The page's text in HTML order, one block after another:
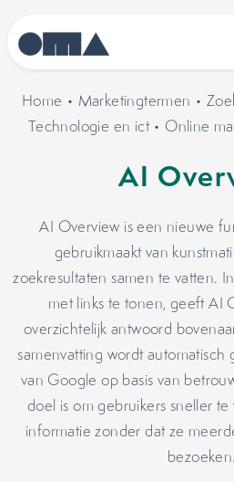
Home • Marketingtermen •
Technologie en ict• Online
AI
AI Overview is een nieuwe
gebruikmaakt van
zoekresultaten samen te vatten.
met links te tonen, geeft AI
overzichtelijk antwoord
samenvatting wordt
van Google op basis van
doel is om gebruikers sneller
informatie zonder dat ze
bezoeken.